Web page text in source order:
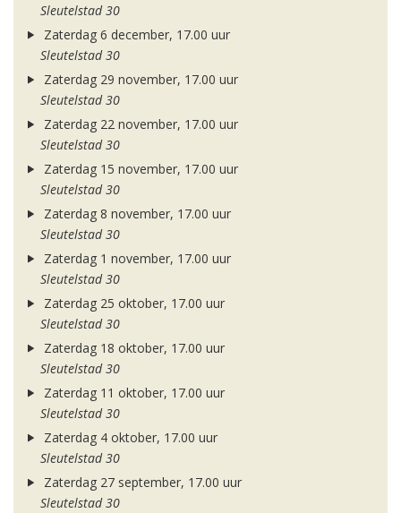
Sleutelstad 30
Zaterdag 6 december, 17.00 uur
Sleutelstad 30
Zaterdag 29 november, 17.00 uur
Sleutelstad 30
Zaterdag 22 november, 17.00 uur
Sleutelstad 30
Zaterdag 15 november, 17.00 uur
Sleutelstad 30
Zaterdag 8 november, 17.00 uur
Sleutelstad 30
Zaterdag 1 november, 17.00 uur
Sleutelstad 30
Zaterdag 25 oktober, 17.00 uur
Sleutelstad 30
Zaterdag 18 oktober, 17.00 uur
Sleutelstad 30
Zaterdag 11 oktober, 17.00 uur
Sleutelstad 30
Zaterdag 4 oktober, 17.00 uur
Sleutelstad 30
Zaterdag 27 september, 17.00 uur
Sleutelstad 30